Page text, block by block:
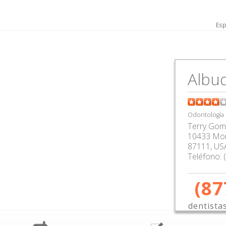
Odontología
Terry
10433
87111,
Teléfono: